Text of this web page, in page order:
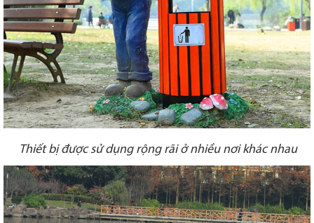
Thiết bị được sử dụng rộng rãi ở nhiều nơi khác nhau